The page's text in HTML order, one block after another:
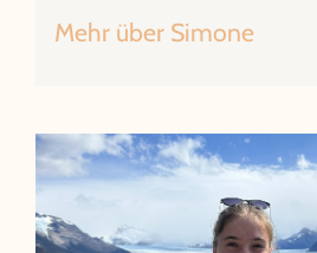
Mehr über Simone